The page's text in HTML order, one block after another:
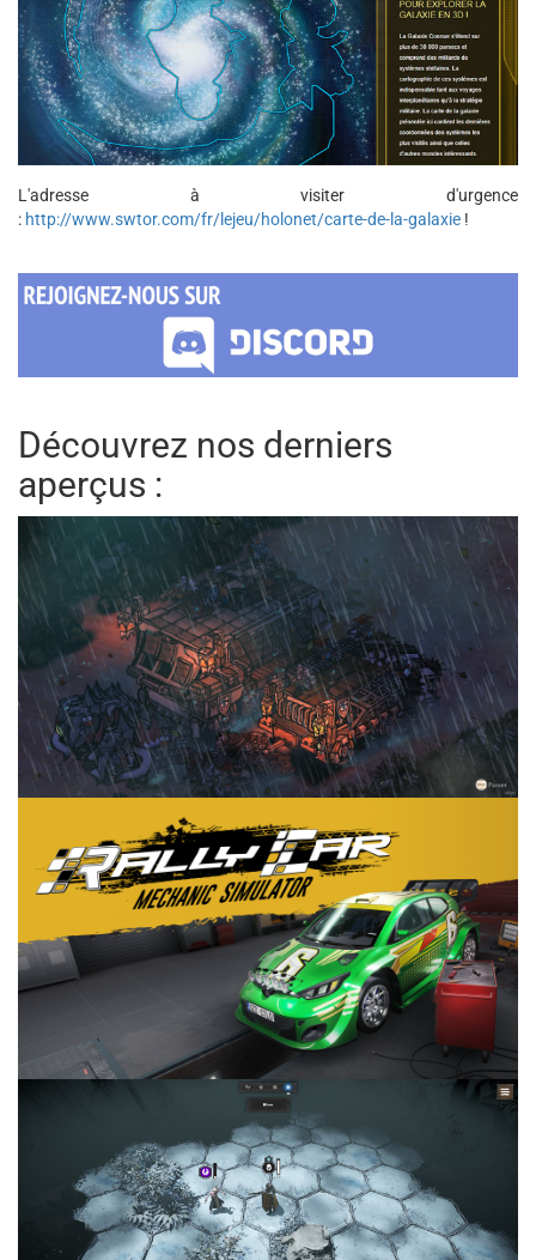
L'adresse à visiter d'urgence
: http://www.swtor.com/fr/lejeu/holonet/carte-de-la-galaxie !
Découvrez nos derniers
aperçus :